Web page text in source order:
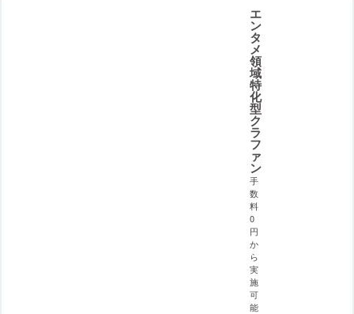
エ
ン
タ
メ
領
域
特
化
型
ク
ラ
フ
ァ
ン
手
数
料
0
円
か
ら
実
施
可
能